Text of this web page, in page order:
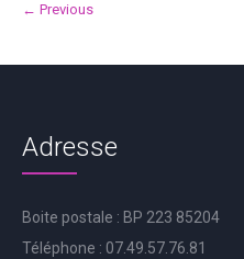
← Previous
Adresse
Boite postale : BP 223 85204
Téléphone : 07.49.57.76.81